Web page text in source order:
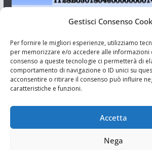
Gestisci Consenso
Per fornire le migliori esperienze, utilizziamo
per memorizzare e/o accedere alle informazioni
consenso a queste tecnologie ci permetterà di
comportamento di navigazione o ID unici su
acconsentire o ritirare il consenso può influire
caratteristiche e funzioni.
Accetta
Nega
Aut. del tribunale di Catania n.23/2011 del
Resp. Riccardo Orioles.
Associazione Culturale I Siciliani Giovani
via Randazzo 27 Catania